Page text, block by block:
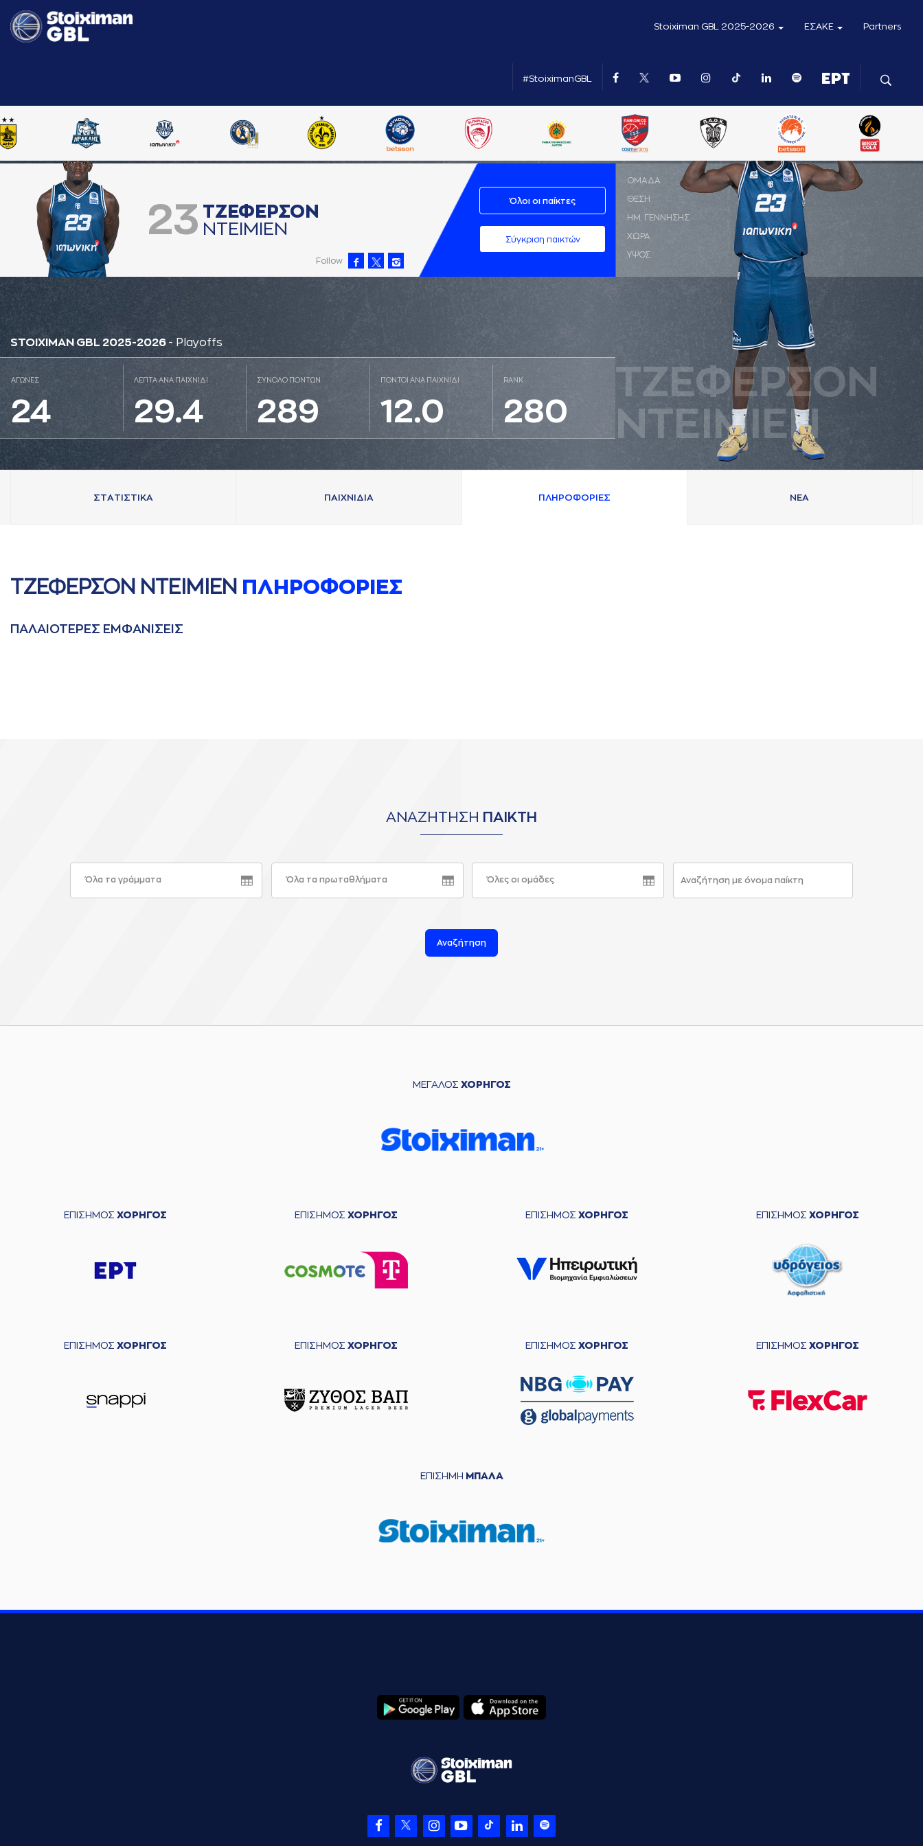
Stoiximan GBL 2025-2026 ΕΣΑΚΕ Partners
#StoiximanGBL
23 ΤΖΕΦΕΡΣΟΝ
ΝΤΕΙΜΙΕΝ
Follow
Όλοι οι παίκτες
Σύγκριση παικτών
STOIXIMAN GBL 2025-2026 - Playoffs
ΑΓΩΝΕΣ
24
ΛΕΠΤΑ ΑΝΑ ΠΑΙΧΝΙΔΙ
29.4
ΣΥΝΟΛΟ ΠΟΝΤΩΝ
289
ΠΟΝΤΟΙ ΑΝΑ ΠΑΙΧΝΙΔΙ
12.0
RANK
280
ΤΖΕΦΕΡΣΟΝ
ΝΤΕΙΜΙΕΝ
ΟΜΑΔΑ ΚΑΡΔΙΤΣΑ ΙΑΠΩΝΙΚΗ
ΘΕΣΗ SF
ΗΜ. ΓΕΝΝΗΣΗΣ 03-10-1997
ΧΩΡΑ ΗΠΑ
ΥΨΟΣ 1,96 μ.
ΣΤAΤΙΣΤΙΚA ΠAΙΧΝΙΔΙA ΠΛΗΡΟΦΟΡΙΕΣ ΝΕA
ΤΖΕΦΕΡΣΟΝ ΝΤΕΙΜΙΕΝ ΠΛΗΡΟΦΟΡΙΕΣ
ΠAΛAΙΟΤΕΡΕΣ ΕΜΦAΝΙΣΕΙΣ
ΑΝΑΖΗΤΗΣΗ ΠΑΙΚΤΗ
Όλα τα γράμματα Όλα τα πρωταθλήματα Όλες οι ομάδες
Αναζήτηση
ΜΕΓΑΛΟΣ ΧΟΡΗΓΟΣ
ΕΠΙΣΗΜΟΣ ΧΟΡΗΓΟΣ ΕΠΙΣΗΜΟΣ ΧΟΡΗΓΟΣ ΕΠΙΣΗΜΟΣ ΧΟΡΗΓΟΣ ΕΠΙΣΗΜΟΣ ΧΟΡΗΓΟΣ
ΕΠΙΣΗΜΟΣ ΧΟΡΗΓΟΣ ΕΠΙΣΗΜΟΣ ΧΟΡΗΓΟΣ ΕΠΙΣΗΜΟΣ ΧΟΡΗΓΟΣ ΕΠΙΣΗΜΟΣ ΧΟΡΗΓΟΣ
ΕΠΙΣΗΜΗ ΜΠΑΛΑ